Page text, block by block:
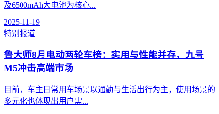
及6500mAh大电池为核心...
2025-11-19
特别报道
鲁大师8月电动两轮车榜：实用与性能并存，九号
M5冲击高端市场
目前，车主日常用车场景以通勤与生活出行为主，使用场景的
多元化也体现出用户需...